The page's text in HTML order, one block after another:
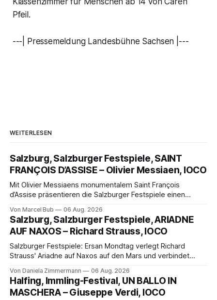
Pfeil.
---| Pressemeldung Landesbühne Sachsen |---
WEITERLESEN
Salzburg, Salzburger Festspiele, SAINT
FRANÇOIS D’ASSISE – Olivier Messiaen, IOCO
Mit Olivier Messiaens monumentalem Saint François
d’Assise präsentieren die Salzburger Festspiele einen
eine bildgewaltige Inszenierung, Maxime Pascal entfaltet
die komplexe Partitur eindrucksvoll, Philippe Sly berührt als
Franziskus.
Von Marcel Bub 06 Aug. 2026
Salzburg, Salzburger Festspiele, ARIADNE
AUF NAXOS – Richard Strauss, IOCO
Salzburger Festspiele: Ersan Mondtag verlegt Richard
Strauss' Ariadne auf Naxos auf den Mars und verbindet
Aufführung mit starken Solisten und den Wiener
Philharmonikern, szenisch bleibt der zweite Akt jedoch
hinter den Erwartungen zurück.
Von Daniela Zimmermann 06 Aug. 2026
Halfing, Immling-Festival, UN BALLO IN
MASCHERA – Giuseppe Verdi, IOCO